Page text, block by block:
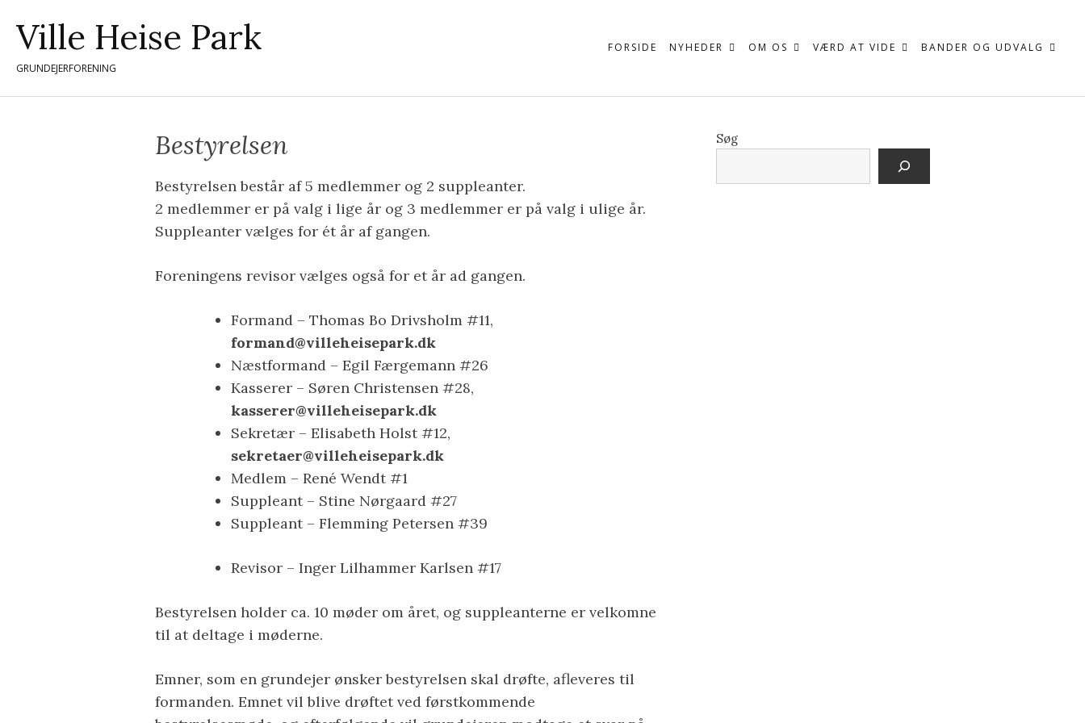
content
Ville Heise Park
GRUNDEJERFORENING
FORSIDE NYHEDER OM OS VÆRD AT VIDE BANDER OG UDVALG
Bestyrelsen
Bestyrelsen består af 5 medlemmer og 2 suppleanter.
2 medlemmer er på valg i lige år og 3 medlemmer er på valg i ulige år.
Suppleanter vælges for ét år af gangen.
Foreningens revisor vælges også for et år ad gangen.
Formand – Thomas Bo Drivsholm #11,
formand@villeheisepark.dk
Næstformand – Egil Færgemann #26
Kasserer – Søren Christensen #28,
kasserer@villeheisepark.dk
Sekretær – Elisabeth Holst #12,
sekretaer@villeheisepark.dk
Medlem – René Wendt #1
Suppleant – Stine Nørgaard #27
Suppleant – Flemming Petersen #39
Revisor – Inger Lilhammer Karlsen #17
Bestyrelsen holder ca. 10 møder om året, og suppleanterne er velkomne
til at deltage i møderne.
Emner, som en grundejer ønsker bestyrelsen skal drøfte, afleveres til
formanden. Emnet vil blive drøftet ved førstkommende
Søg